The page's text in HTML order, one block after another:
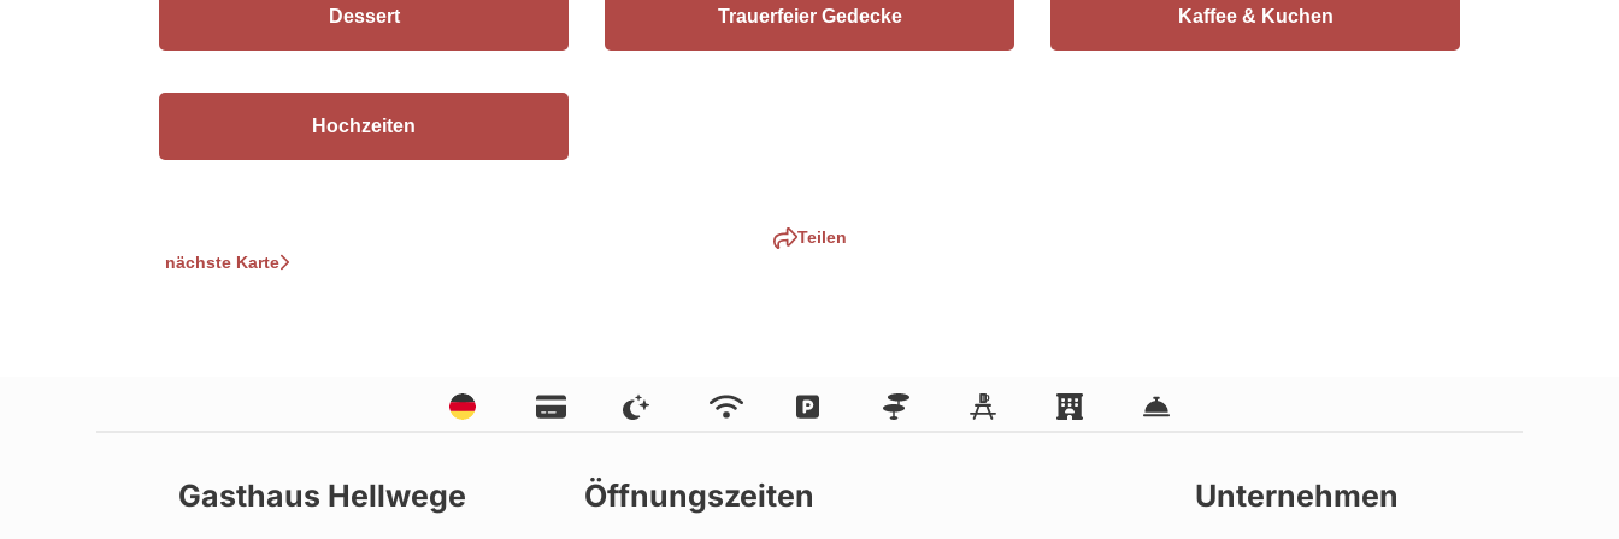
Dessert Trauerfeier Gedecke Kaffee & Kuchen
Hochzeiten
Teilen
nächste Karte
Gasthaus Hellwege Öffnungszeiten Unternehmen